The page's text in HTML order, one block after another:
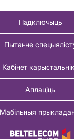
Падключыць
Пытанне
Кабінет
Аплаціць
Мабільныя
Купіць тавар